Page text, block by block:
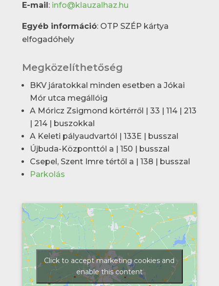
E-mail : info@klauzalhaz.hu
Egyéb információ: OTP SZÉP kártya
elfogadóhely
Megközelíthetőség
BKV járatokkal minden esetben a Jókai
Mór utca megállóig
A Móricz Zsigmond körtérről | 33 | 114 | 213
| 214 | buszokkal
A Keleti pályaudvartól | 133E | busszal
Újbuda-Központtól a | 150 | busszal
Csepel, Szent Imre tértől a | 138 | busszal
Parkolás
Click to accept marketing cookies and
enable this content